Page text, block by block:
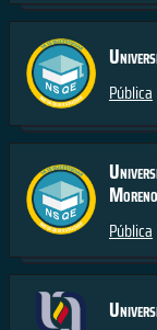
Pública
Moreno
Pública